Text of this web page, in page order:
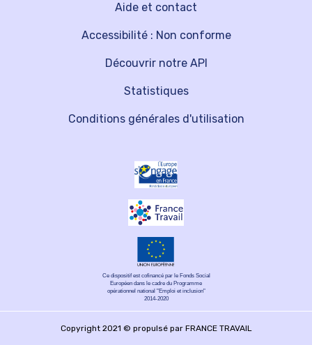
Découvrir notre API
Aide et contact
Statistiques
Accessibilité : Non conforme
Conditions générales d'utilisation
Ce dispositif est cofinancé par le Fonds Social
Européen dans le cadre du Programme
opérationnel national "Emploi et inclusion"
2014-2020
Copyright 2021 © propulsé par FRANCE TRAVAIL